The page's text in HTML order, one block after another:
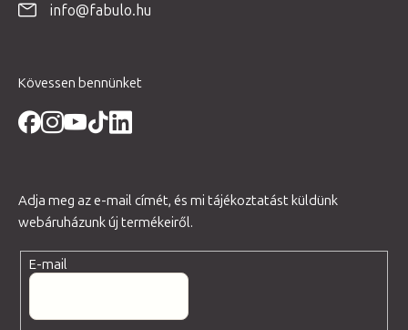
info@fabulo.hu
Kövessen bennünket
Adja meg az e-mail címét, és mi tájékoztatást küldünk
webáruházunk új termékeiről.
E-mail